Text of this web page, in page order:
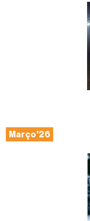
Março’26